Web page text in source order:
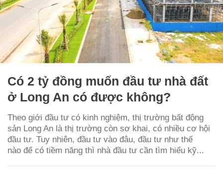
Có 2 tỷ đồng muốn đầu tư nhà đất
ở Long An có được không?
Theo giới đầu tư có kinh nghiệm, thị trường bất động
sản Long An là thị trường còn sơ khai, có nhiều cơ hội
đầu tư. Tuy nhiên, đầu tư vào đâu, đầu tư như thế
nào để có tiềm năng thì nhà đầu tư cần tìm hiểu kỹ...